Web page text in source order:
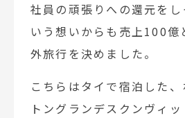
社員の頑張りへの還元をし
いう想いからも売上100億
外旅行を決めました。
こちらはタイで宿泊した
トングランデスクンヴィ